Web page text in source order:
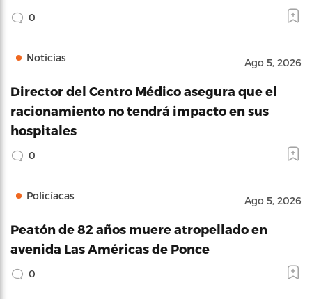
0
Noticias Ago 5, 2026
Director del Centro Médico asegura que el
racionamiento no tendrá impacto en sus
hospitales
0
Policíacas Ago 5, 2026
Peatón de 82 años muere atropellado en
avenida Las Américas de Ponce
0